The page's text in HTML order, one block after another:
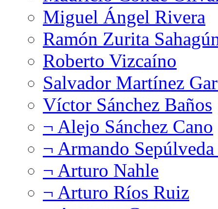
Miguel Ángel Rivera
Ramón Zurita
Roberto Vizcaíno
Salvador Martínez
Víctor Sánchez Baños
¬ Alejo Sánchez Cano
¬ Armando
¬ Arturo Nahle
¬ Arturo Ríos Ruiz